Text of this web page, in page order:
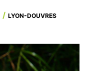
LYON-DOUVRES